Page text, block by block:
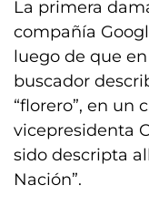
La primera
compañía
luego de que
buscador
“florero”, en un
vicepresidenta
sido descripta
Nación”.